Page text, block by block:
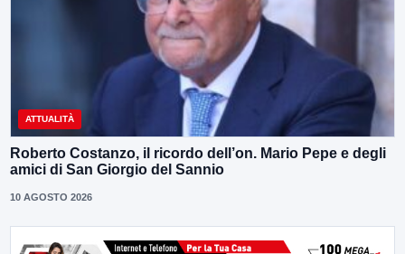
ATTUALITÀ
Roberto Costanzo, il ricordo dell’on. Mario Pepe e degli
amici di San Giorgio del Sannio
10 AGOSTO 2026